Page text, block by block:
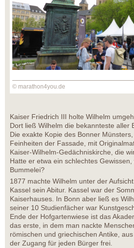
© marathon4you.de
Kaiser Friedrich III holte Wilhelm
Dort ließ Wilhelm die bekannteste aller
Die exakte Kopie des Bonner
Feinheiten der Fassade, mit
Kaiser-Wilhelm-Gedächniskirche, die
Hatte er etwa ein schlechtes
Bummelei?
1877 machte Wilhelm unter der
Kassel sein Abitur. Kassel war der
Kaiserhauses. In Bonn aber ließ es
seiner 10 Studienfächer war
Ende der Hofgartenwiese ist das
das erste, in dem man nackte
römischen und griechischen Antike,
der Zugang für jeden Bürger frei.